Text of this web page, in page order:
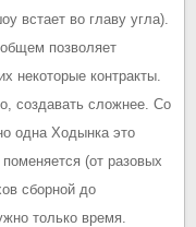
встает во главу угла).
позволяет
некоторые контракты.
создавать сложнее. Со
одна Ходынка это
(от разовых
сборной до
только время.